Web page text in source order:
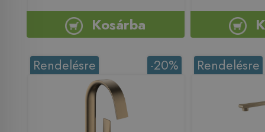
Kosárba
-20%
Rendelésre Rendelésre